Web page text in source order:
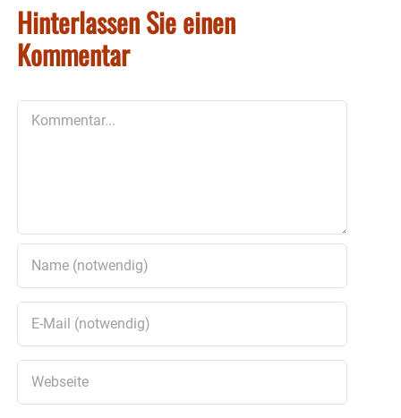
Hinterlassen Sie einen
Kommentar